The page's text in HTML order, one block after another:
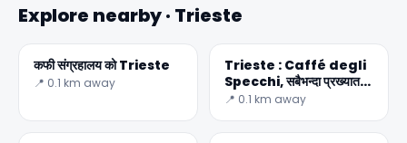
Explore nearby · Trieste
कफी संग्रहालय को Trieste
📍 0.1 km away
Trieste : Caffé degli
Specchi, सबैभन्दा प्रख्यात
कफी शहर मा
📍 0.1 km away